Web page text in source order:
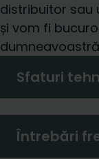
distribuitor sau
și vom fi
Sfaturi
Întrebări